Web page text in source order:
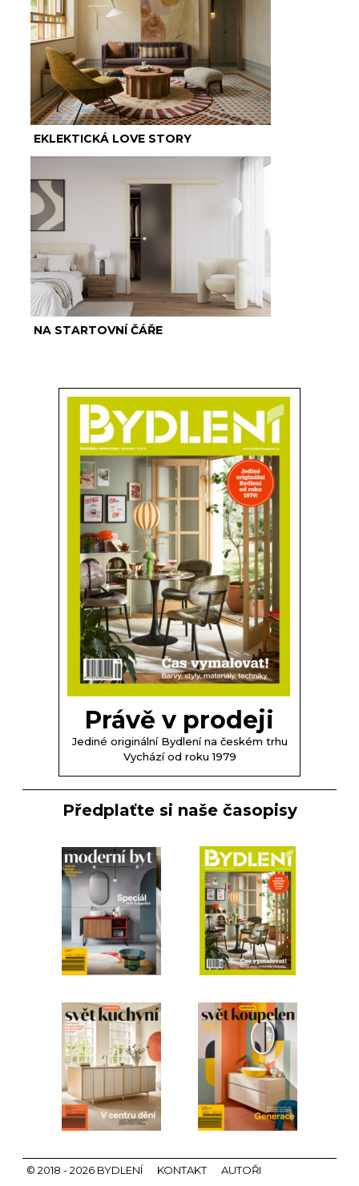
EKLEKTICKÁ LOVE STORY
NA STARTOVNÍ ČÁŘE
Právě v prodeji
Jediné originální Bydlení na českém trhu
Vychází od roku 1979
Předplaťte si naše časopisy
© 2018 - 2026 BYDLENÍ KONTAKT AUTOŘI